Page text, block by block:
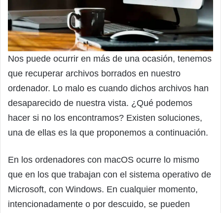
Nos puede ocurrir en más de una ocasión, tenemos
que recuperar archivos borrados en nuestro
ordenador. Lo malo es cuando dichos archivos han
desaparecido de nuestra vista. ¿Qué podemos
hacer si no los encontramos? Existen soluciones,
una de ellas es la que proponemos a continuación.
En los ordenadores con macOS ocurre lo mismo
que en los que trabajan con el sistema operativo de
Microsoft, con Windows. En cualquier momento,
intencionadamente o por descuido, se pueden